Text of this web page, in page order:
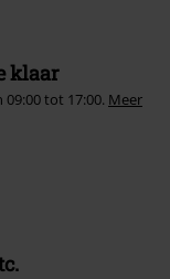
klaar
tot 17:00. Meer